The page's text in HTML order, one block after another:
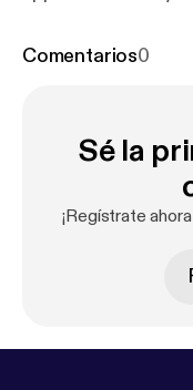
but we promise you
throughout the
subscribe to us
soundcloud, tell
and we’ll be back real strong!
Support our
Comentarios0
Sé la
¡Regístrate